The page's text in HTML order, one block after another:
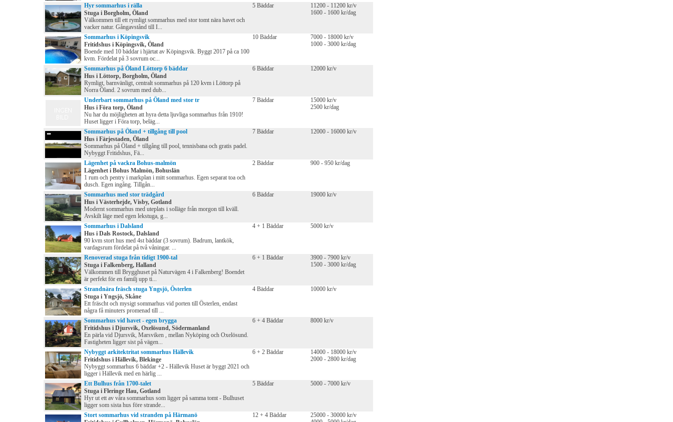
Hyr sommarhus i rälla
Stuga i Borgholm, Öland
Välkommen till ett rymligt sommarhus med stor tomt nära havet och
vacker natur. Gångavstånd till I...
5 Bäddar
11200 - 11200 kr/v
1600 - 1600 kr/dag
Sommarhus i Köpingsvik
Fritidshus i Köpingsvik, Öland
Boende med 10 bäddar i hjärtat av Köpingsvik. Byggt 2017 på ca 100
kvm. Fördelat på 3 sovrum oc...
10 Bäddar
7000 - 18000 kr/v
1000 - 3000 kr/dag
Sommarhus på Öland Löttorp 6 bäddar
Hus i Löttorp, Borgholm, Öland
Rymligt, barnvänligt, centralt sommarhus på 120 kvm i Löttorp på
Norra Öland. 2 sovrum med dub...
6 Bäddar 12000 kr/v
Underbart sommarhus på Öland med stor tr
Hus i Föra torp, Öland
Nu har du möjligheten att hyra detta ljuvliga sommarhus från 1910!
Huset ligger i Föra torp, beläg...
7 Bäddar
15000 kr/v
2500 kr/dag
Sommarhus på Öland + tillgång till pool
Hus i Färjestaden, Öland
Sommarhus på Öland + tillgång till pool, tennisbana och gratis padel.
Nybyggt Fritidshus, Fä...
7 Bäddar 12000 - 16000 kr/v
Lägenhet på vackra Bohus-malmön
Lägenhet i Bohus Malmön, Bohuslän
1 rum och pentry i markplan i mitt sommarhus. Egen separat toa och
dusch. Egen ingång. Tillgån...
2 Bäddar 900 - 950 kr/dag
Sommarhus med stor trädgård
Hus i Västerhejde, Visby, Gotland
Modernt sommarhus med uteplats i solläge från morgon till kväll.
Avskilt läge med egen lekstuga, g...
6 Bäddar 19000 kr/v
Sommarhus i Dalsland
Hus i Dals Rostock, Dalsland
90 kvm stort hus med 4st bäddar (3 sovrum). Badrum, lantkök,
vardagsrum fördelat på två våningar. ...
4 + 1 Bäddar 5000 kr/v
Renoverad stuga från tidigt 1900-tal
Stuga i Falkenberg, Halland
Välkommen till Brygghuset på Naturvägen 4 i Falkenberg! Boendet
är perfekt för en familj upp ti...
6 + 1 Bäddar
3900 - 7900 kr/v
1500 - 3000 kr/dag
Strandnära fräsch stuga Yngsjö, Österlen
Stuga i Yngsjö, Skåne
Ett fräscht och mysigt sommarhus vid porten till Österlen, endast
några få minuters promenad till ...
4 Bäddar 10000 kr/v
Sommarhus vid havet - egen brygga
Fritidshus i Djursvik, Oxelösund, Södermanland
En pärla vid Djursvik, Marsviken , mellan Nyköping och Oxelösund.
Fastigheten ligger sist på vägen...
6 + 4 Bäddar 8000 kr/v
Nybyggt arkitektritat sommarhus Hällevik
Fritidshus i Hällevik, Blekinge
Nybyggt sommarhus 6 bäddar +2 - Hällevik Huset är byggt 2021 och
ligger i Hällevik med en härlig ...
6 + 2 Bäddar
14000 - 18000 kr/v
2000 - 2800 kr/dag
Ett Bulhus från 1700-talet
Stuga i Fleringe Hau, Gotland
Hyr ut ett av våra sommarhus som ligger på samma tomt - Bulhuset
ligger som sista hus före strande...
5 Bäddar 5000 - 7000 kr/v
Stort sommarhus vid stranden på Härmanö
12 + 4 Bäddar
25000 - 30000 kr/v